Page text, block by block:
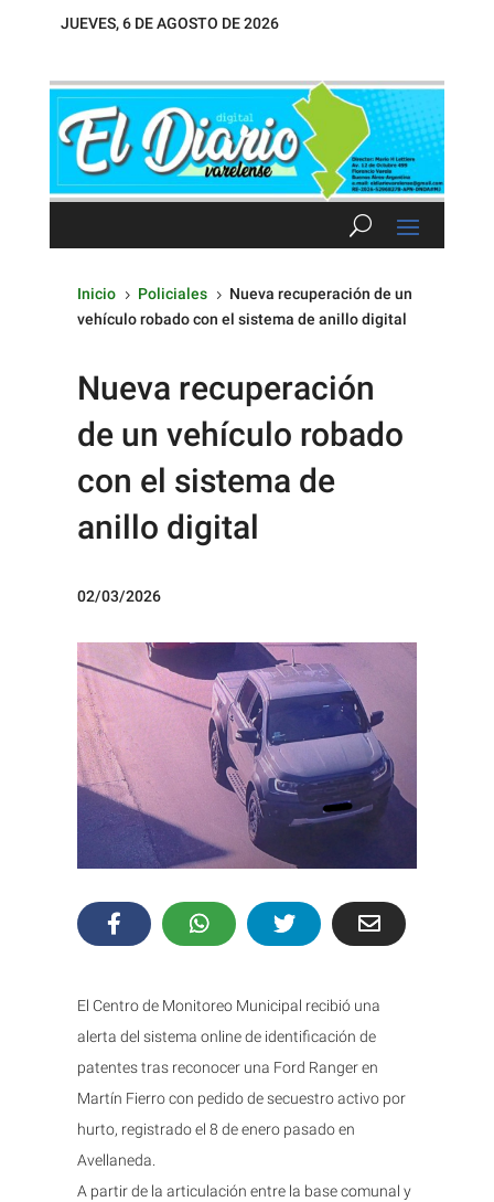
JUEVES, 6 DE AGOSTO DE 2026
Inicio 5 Policiales 5 Nueva recuperación de un
vehículo robado con el sistema de anillo digital
Nueva recuperación
de un vehículo robado
con el sistema de
anillo digital
02/03/2026
El Centro de Monitoreo Municipal recibió una
alerta del sistema online de identificación de
patentes tras reconocer una Ford Ranger en
Martín Fierro con pedido de secuestro activo por
hurto, registrado el 8 de enero pasado en
Avellaneda.
A partir de la articulación entre la base comunal y